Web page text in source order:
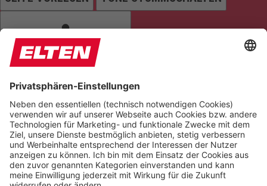
ANIMATIONEN STOPPEN
Einstellungen zurücksetzen